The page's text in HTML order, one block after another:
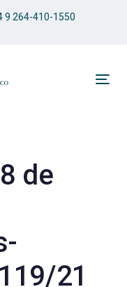
9 264-410-1550
de
21